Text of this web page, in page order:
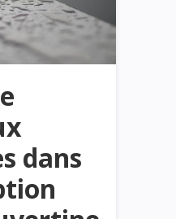
dans